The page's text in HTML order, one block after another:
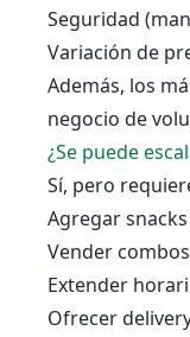
Seguridad
Variación de
Además, los
negocio de
¿Se puede
Sí, pero
Agregar
Vender
Extender
Ofrecer